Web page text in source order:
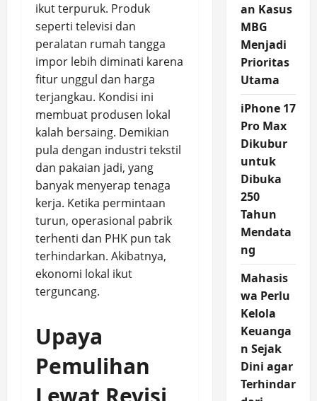
ikut terpuruk. Produk
seperti televisi dan
peralatan rumah tangga
impor lebih diminati karena
fitur unggul dan harga
terjangkau. Kondisi ini
membuat produsen lokal
kalah bersaing. Demikian
pula dengan industri tekstil
dan pakaian jadi, yang
banyak menyerap tenaga
kerja. Ketika permintaan
turun, operasional pabrik
terhenti dan PHK pun tak
terhindarkan. Akibatnya,
ekonomi lokal ikut
terguncang.
Upaya
Pemulihan
an Kasus
MBG
Menjadi
Prioritas
Utama
iPhone 17
Pro Max
Dikubur
untuk
Dibuka
250
Tahun
Mendata
ng
Mahasis
wa Perlu
Kelola
Keuanga
n Sejak
Dini agar
Terhindar